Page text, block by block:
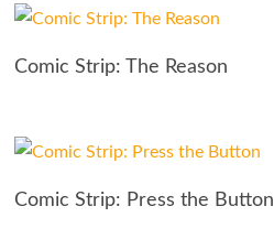
Comic Strip: The Reason
Comic Strip: Press the Button